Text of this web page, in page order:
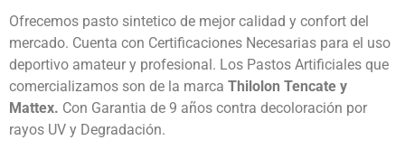
Ofrecemos pasto sintetico de mejor calidad y confort del
mercado. Cuenta con Certificaciones Necesarias para el uso
deportivo amateur y profesional. Los Pastos Artificiales que
comercializamos son de la marca Thilolon Tencate y
Mattex. Con Garantia de 9 años contra decoloración por
rayos UV y Degradación.